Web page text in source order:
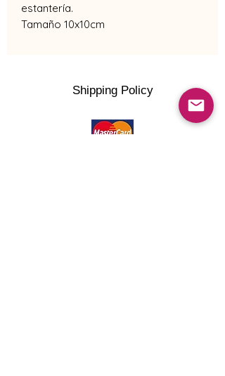
estantería.
Tamaño 10x10cm
Shipping Policy